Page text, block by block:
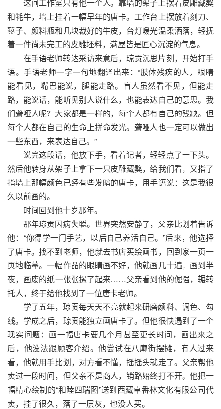
这间工作室只有他一个人。靠墙的架子上摆着皮雕藏獒
和牦牛，墙上挂着一幅早年的唐卡。工作台上摆放着刻刀、
錾子、颜料瓶和几块裁好的牛皮，台灯暖光温柔洒落，轻抚
着一件尚未完工的皮雕坯料，满屋皆是匠心沉淀的气息。
在手语老师转达采访来意后，琼贡沉思片刻，开始打手
语。手语老师一字一句地翻译出来：“肢体残疾的人，眼睛
能看见，嘴巴能说，腿能走路。盲人虽然看不见，但能走
路，能说话，能听见别人说什么，也能表达自己的意思。我
们聋哑人呢？大家都是一样的，每个人都有自己的残缺。但
每个人都在自己的生命上拼命发光。聋哑人也一定可以做出
一些东西，来表达自己。”
说完这段话，他放下手，看着记者，轻轻点了一下头。
然后他转身从架子上拿下一只皮雕藏獒，给我们看，又指了
指墙上那幅颜色已经有些发暗的唐卡，用手语说：这是我很
久以前画的。
时间回到他十岁那年。
那年琼贡因病失聪。世界突然安静了，父亲比划着告诉
他：“你得学一门手艺，以后自己养活自己。”后来，他选择
了唐卡。找不到老师，他就去书店买绘画书，回到家一页一
页地临摹。一幅作品的眼睛画不好，他就画几十遍，画到半
夜，画废的纸一张张摞了起来……父亲看到他的倔强，辗转
托人，终于给他找到了一位唐卡老师。
学了五年，琼贡每天天不亮就起来研磨颜料、调色、勾
线。学成之后，琼贡能独立画唐卡了。但他很快遇到了一个
现实问题：画一幅唐卡要几个月甚至更长时间，画出来之
后，他没法跟顾客介绍。他尝试在八廓街摆摊，有人过来
看，他就用手比划，对方看不懂，摇摇头就走了。父亲帮他
卖过一段时间，但父亲不是商人，销路始终打不开。他把一
幅精心绘制的“和睦四瑞图”送到西藏卓番林文化有限公司代
卖，挂了很久，落了一层灰，也没人买。